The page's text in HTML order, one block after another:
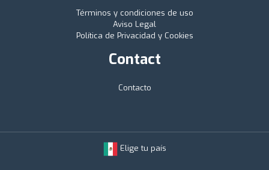
Términos y condiciones de uso
Aviso Legal
Política de Privacidad y Cookies
Contact
Contacto
Elige tu país